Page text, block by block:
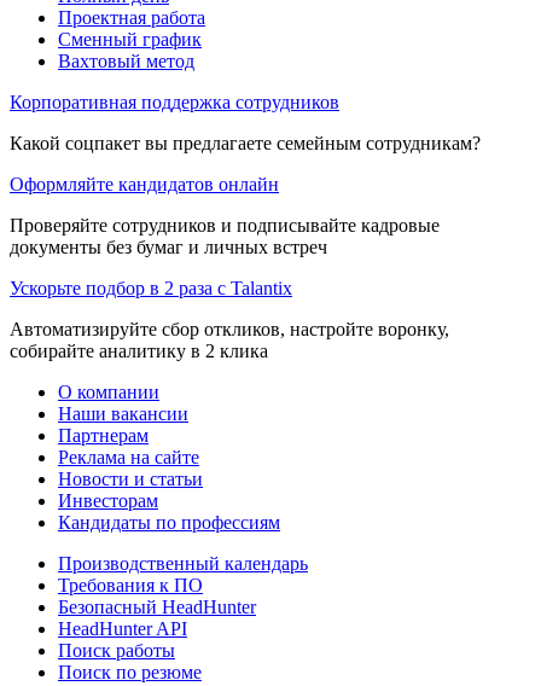
Проектная работа
Сменный график
Вахтовый метод
Корпоративная поддержка сотрудников
Какой соцпакет вы предлагаете семейным сотрудникам?
Оформляйте кандидатов онлайн
Проверяйте сотрудников и подписывайте кадровые
документы без бумаг и личных встреч
Ускорьте подбор в 2 раза с Talantix
Автоматизируйте сбор откликов, настройте воронку,
собирайте аналитику в 2 клика
О компании
Наши вакансии
Партнерам
Реклама на сайте
Новости и статьи
Инвесторам
Кандидаты по профессиям
Производственный календарь
Требования к ПО
Безопасный HeadHunter
HeadHunter API
Поиск работы
Поиск по резюме